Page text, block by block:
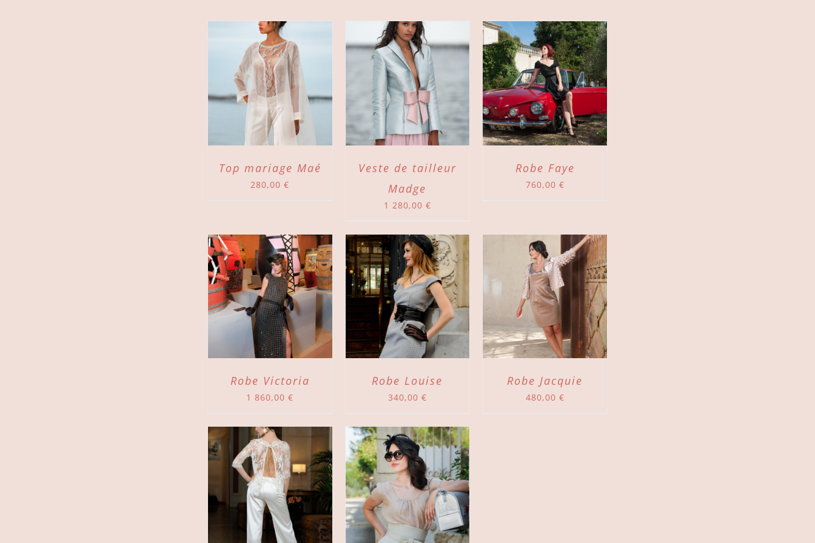
Top mariage Maé
280,00€
AJOUTER AU PANIER
DÉTAILS
Veste de tailleur
Madge
1 280,00 €
AJOUTER AU PANIER
DÉTAILS
Robe Faye
760,00 €
Robe Victoria
1 860,00€
AJOUTER AU PANIER
/
DÉTAILS
Robe Louise
340,00 €
AJOUTER AU PANIER
DÉTAILS
Robe Jacquie
480,00 €
AJOUTER AU PANIER
/
DÉTAILS